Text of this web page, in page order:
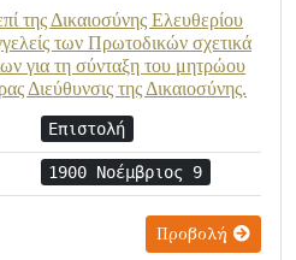
της Δικαιοσύνης Ελευθερίου
των Πρωτοδικών σχετικά
για τη σύνταξη του μητρώου
Διεύθυνσις της Δικαιοσύνης.
Επιστολή
1900 Νοέμβριος 9
Προβολή